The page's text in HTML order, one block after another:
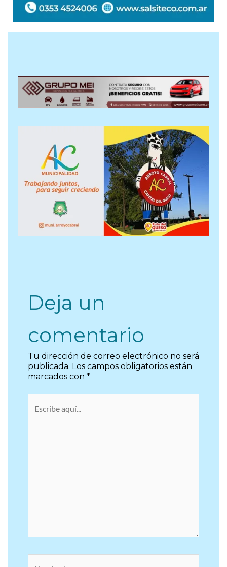
Deja un
comentario
Tu dirección de correo electrónico no será
publicada. Los campos obligatorios están
marcados con *